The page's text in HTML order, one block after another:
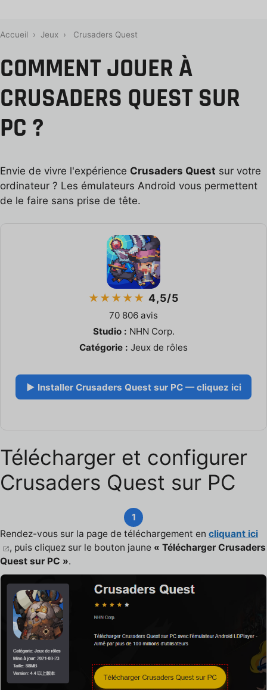
Accueil › Jeux › Crusaders Quest
COMMENT JOUER À
CRUSADERS QUEST SUR
PC ?
Envie de vivre l'expérience Crusaders Quest sur votre
ordinateur ? Les émulateurs Android vous permettent
de le faire sans prise de tête.
★★★★★ 4,5/5
70 806 avis
Studio : NHN Corp.
Catégorie : Jeux de rôles
▶ Installer Crusaders Quest sur PC — cliquez ici
Télécharger et configurer
Crusaders Quest sur PC
1
Rendez-vous sur la page de téléchargement en cliquant ici
, puis cliquez sur le bouton jaune « Télécharger Crusaders
Quest sur PC ».